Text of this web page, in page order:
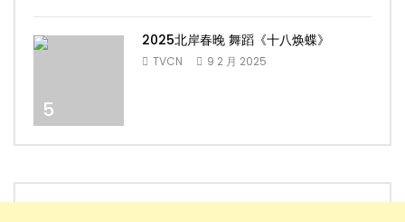
5
2025北岸春晚 舞蹈《十八焕蝶》
TVCN 9 2 月 2025